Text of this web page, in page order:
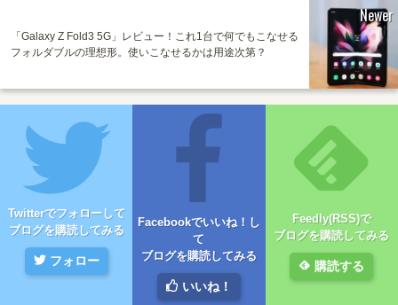
「Galaxy Z Fold3 5G」レビュー！これ1台で何でもこなせる
フォルダブルの理想形。使いこなせるかは用途次第？
Newer
Twitterでフォローして
ブログを購読してみる
フォロー
Facebookでいいね！し
て
ブログを購読してみる
いいね！
Feedly(RSS)で
ブログを購読してみる
購読する